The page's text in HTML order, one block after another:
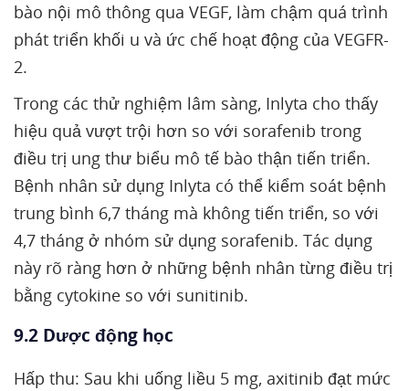
bào nội mô thông qua VEGF, làm chậm quá trình
phát triển khối u và ức chế hoạt động của VEGFR-
2.
Trong các thử nghiệm lâm sàng, Inlyta cho thấy
hiệu quả vượt trội hơn so với sorafenib trong
điều trị ung thư biểu mô tế bào thận tiến triển.
Bệnh nhân sử dụng Inlyta có thể kiểm soát bệnh
trung bình 6,7 tháng mà không tiến triển, so với
4,7 tháng ở nhóm sử dụng sorafenib. Tác dụng
này rõ ràng hơn ở những bệnh nhân từng điều trị
bằng cytokine so với sunitinib.
9.2 Dược động học
Hấp thu: Sau khi uống liều 5 mg, axitinib đạt mức